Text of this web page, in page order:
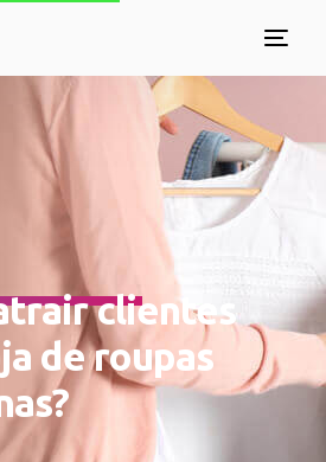
clientes
de roupas